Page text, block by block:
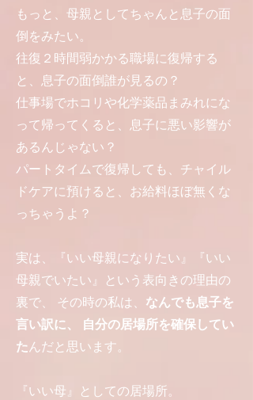
もっと、母親としてちゃんと息子の面
倒をみたい。
往復２時間弱かかる職場に復帰する
と、息子の面倒誰が見るの？
仕事場でホコリや化学薬品まみれにな
って帰ってくると、息子に悪い影響が
あるんじゃない？
パートタイムで復帰しても、チャイル
ドケアに預けると、お給料ほぼ無くな
っちゃうよ？
実は、『いい母親になりたい』『いい
母親でいたい』という表向きの理由の
裏で、 その時の私は、 なんでも息子を
言い訳に、 自分の居場所を確保してい
たんだと思います。
『いい母』としての居場所。